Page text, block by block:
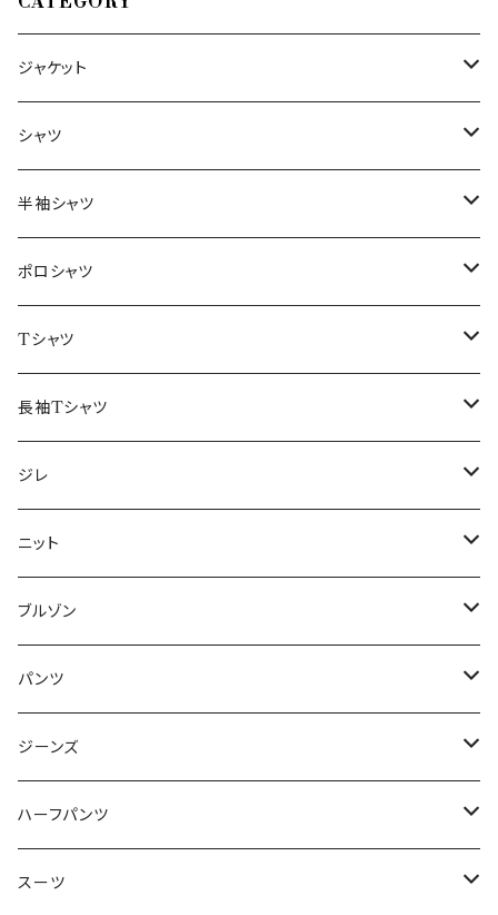
ジャケット
～44/S
46/M
48/L
50/XL～
シャツ
～44/S
46/M
48/L
50/XL～
半袖シャツ
～44/S
46/M
48/L
50/XL～
ポロシャツ
～44/S
46/M
48/L
50/XL～
Tシャツ
～44/S
46/M
48/L
50/XL～
長袖Tシャツ
～44/S
46/M
48/L
50/XL～
ジレ
～44/S
46/M
48/L
50/XL～
ニット
～44/S
46/M
48/L
50/XL～
ブルゾン
～44/S
46/M
48/L
50/XL～
パンツ
～44/S
46/M
48/L
ジーンズ
～44/S
46/M
ハーフパンツ
～44/S
スーツ